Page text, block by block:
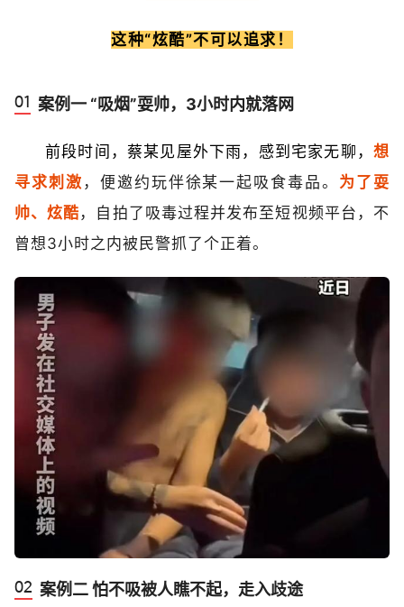
这种“炫酷”不可以追求！
案例一 “吸烟”耍帅，3小时内就落网
前段时间，蔡某见屋外下雨，感到宅家无聊， 想
寻求刺激 ，便邀约玩伴徐某一起吸食毒品。 为了耍
帅、炫酷 ，自拍了吸毒过程并发布至短视频平台，不
曾想3小时之内被民警抓了个正着。
案例二 怕不吸被人瞧不起，走入歧途